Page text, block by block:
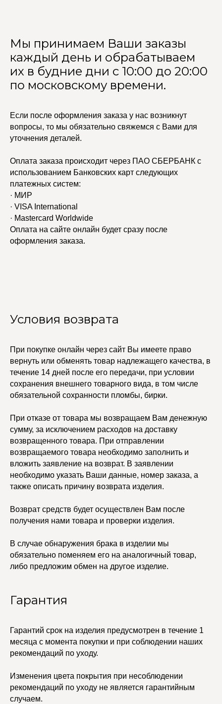
Мы принимаем Ваши заказы
каждый день и обрабатываем
их в будние дни с 10:00 до 20:00
по московскому времени.
Если после оформления заказа у нас возникнут
вопросы, то мы обязательно свяжемся с Вами для
уточнения деталей.
Оплата заказа происходит через ПАО СБЕРБАНК с
использованием Банковских карт следующих
платежных систем:
· МИР
· VISA International
· Mastercard Worldwide
Оплата на сайте онлайн будет сразу после
оформления заказа.
Условия возврата
При покупке онлайн через сайт Вы имеете право
вернуть или обменять товар надлежащего качества, в
течение 14 дней после его передачи, при условии
сохранения внешнего товарного вида, в том числе
обязательной сохранности пломбы, бирки.
При отказе от товара мы возвращаем Вам денежную
сумму, за исключением расходов на доставку
возвращенного товара. При отправлении
возвращаемого товара необходимо заполнить и
вложить заявление на возврат. В заявлении
необходимо указать Ваши данные, номер заказа, а
также описать причину возврата изделия.
Возврат средств будет осуществлен Вам после
получения нами товара и проверки изделия.
В случае обнаружения брака в изделии мы
обязательно поменяем его на аналогичный товар,
либо предложим обмен на другое изделие.
Гарантия
Гарантий срок на изделия предусмотрен в течение 1
месяца с момента покупки и при соблюдении наших
рекомендаций по уходу.
Изменения цвета покрытия при несоблюдении
рекомендаций по уходу не является гарантийным
случаем.
УЧАСТВУЙТЕ В НАШЕЙ
СИСТЕМЕ ЛОЯЛЬНОСТИ
Сеты
© 2021-2025 Edalinjewelry. Все права защищены.
КАТАЛОГ
Бодичейны
УСЛУГИ
Стилист на связи
Договор оферты
конфиденциальности
ПОКУПАТЕЛЯМ
Браслеты
Каффы
Ремни
Серьги
Чокеры
Изделия на заказ
Упаковка
Сертификаты
Магазины
Не бриллианты, потому
что по любви
Регистрация